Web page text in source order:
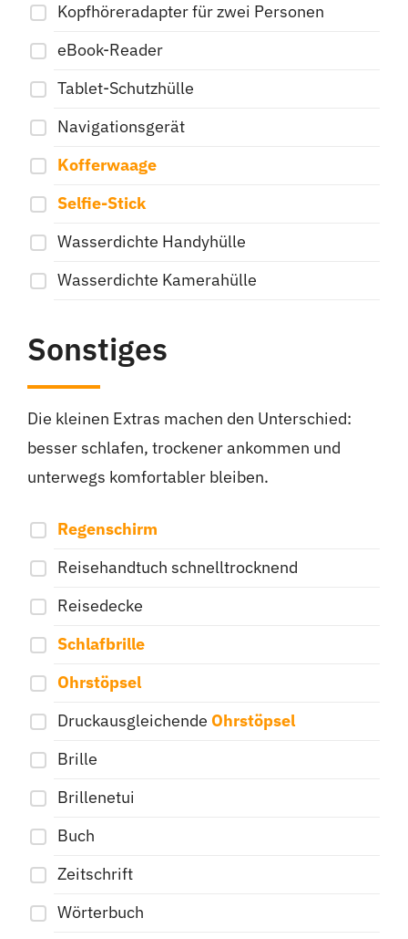
Kopfhöreradapter für zwei Personen
eBook-Reader
Tablet-Schutzhülle
Navigationsgerät
Kofferwaage
Selfie-Stick
Wasserdichte Handyhülle
Wasserdichte Kamerahülle
Sonstiges
Die kleinen Extras machen den Unterschied:
besser schlafen, trockener ankommen und
unterwegs komfortabler bleiben.
Regenschirm
Reisehandtuch schnelltrocknend
Reisedecke
Schlafbrille
Ohrstöpsel
Druckausgleichende Ohrstöpsel
Brille
Brillenetui
Buch
Zeitschrift
Wörterbuch